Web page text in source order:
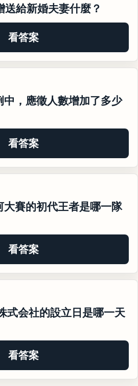
給新婚夫妻什麼？
看答案
，應徵人數增加了多少
看答案
賽的初代王者是哪一隊
看答案
式会社的設立日是哪一天
看答案